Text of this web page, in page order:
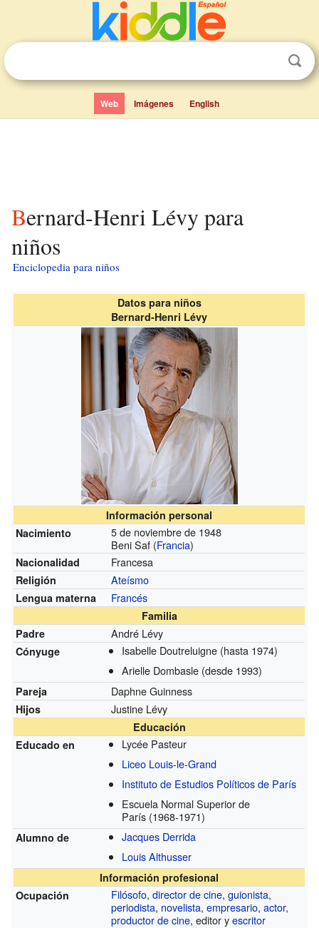
Web Imágenes English
Bernard-Henri Lévy para
niños
Enciclopedia para niños
Datos para niños
Bernard-Henri Lévy
Información personal
Nacimiento
5 de noviembre de 1948
Beni Saf (Francia)
Nacionalidad Francesa
Religión Ateísmo
Lengua materna Francés
Familia
Padre
André Lévy
Cónyuge Isabelle Doutreluigne (hasta 1974)
Arielle Dombasle (desde 1993)
Pareja Daphne Guinness
Hijos Justine Lévy
Educación
Educado en
Lycée Pasteur
Liceo Louis-le-Grand
Instituto de Estudios Políticos de París
Escuela Normal Superior de
París (1968-1971)
Alumno de
Jacques Derrida
Louis Althusser
Información profesional
Ocupación
Filósofo,director de cine,guionista,
periodista, novelista,empresario,actor,
productor de cine, editor yescritor